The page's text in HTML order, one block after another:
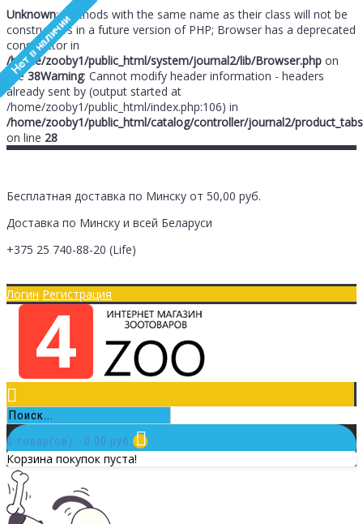
Unknown: Methods with the same name as their class will not be
constructors in a future version of PHP; Browser has a deprecated
constructor in
/home/zooby1/public_html/system/journal2/lib/Browser.php on
line38Warning: Cannot modify header information - headers
already sent by (output started at
/home/zooby1/public_html/index.php:106) in
/home/zooby1/public_html/catalog/controller/journal2/
on line 28
Бесплатная доставка по Минску от 50,00 руб.
Доставка по Минску и всей Беларуси
+375 25 740-88-20 (Life)
Логин Регистрация
0 товар(ов) - 0.00 руб.
Корзина покупок пуста!